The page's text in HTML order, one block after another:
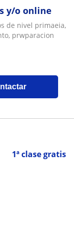
y/o online
de nivel primaeia,
prwparacion
1ª clase gratis